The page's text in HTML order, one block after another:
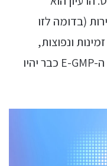
(בדומה לזו
זמינות ונפוצות,
הרכבים המבוססים על פלטפורמת ה-E-GMP כבר יהיו